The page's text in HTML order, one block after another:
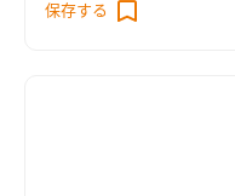
く家具購入費などのコストも抑えら
保存する